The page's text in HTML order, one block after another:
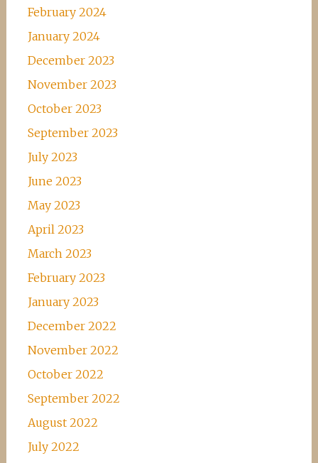
February 2024
January 2024
December 2023
November 2023
October 2023
September 2023
July 2023
June 2023
May 2023
April 2023
March 2023
February 2023
January 2023
December 2022
November 2022
October 2022
September 2022
August 2022
July 2022